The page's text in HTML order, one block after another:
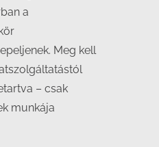
a
Meg kell
– csak
munkája